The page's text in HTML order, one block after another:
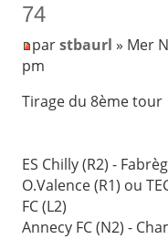
74
parstbaurl » Mer
pm
Tirage du 8ème tour
ES Chilly (R2) -
O.Valence (R1) ou
FC (L2)
Annecy FC (N2) -